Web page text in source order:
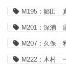
M195：郷田
M201：深浦
M207：久保
M222：木村